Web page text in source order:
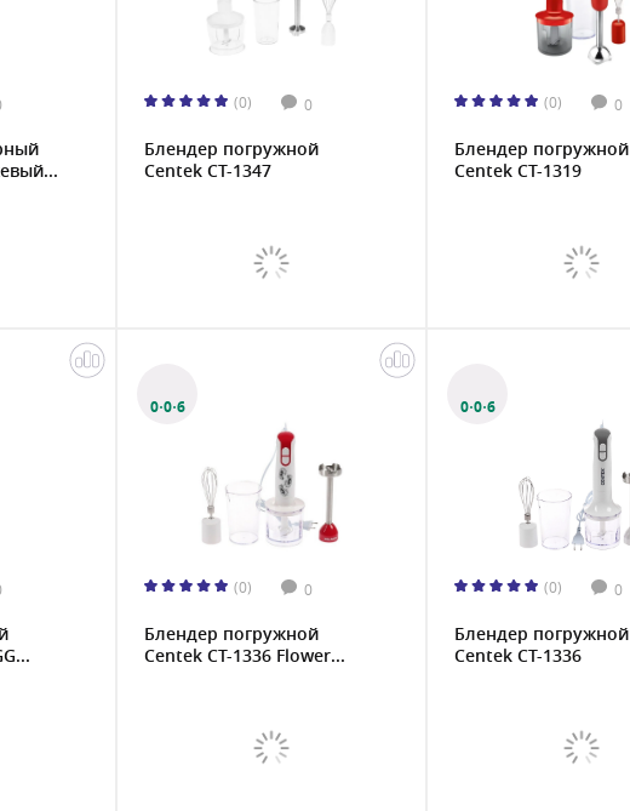
(0) 0
Блендер погружной
Centek CT-1347
(0) 0
Блендер погружной
Centek CT-1319
0·0·6
(0) 0
Блендер погружной
Centek CT-1336 Flower...
0·0·6
(0) 0
Блендер погружной
Centek CT-1336